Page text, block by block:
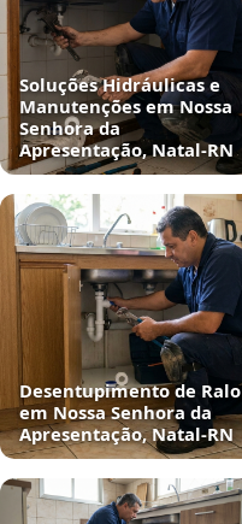
Soluções Hidráulicas e
Manutenções em Nossa
Senhora da
Apresentação, Natal‑RN
Desentupimento de Ralo
em Nossa Senhora da
Apresentação, Natal‑RN